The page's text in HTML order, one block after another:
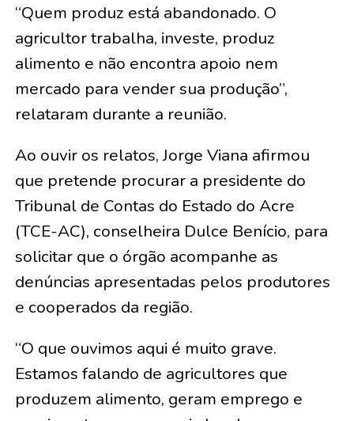
“Quem produz está abandonado. O
agricultor trabalha, investe, produz
alimento e não encontra apoio nem
mercado para vender sua produção”,
relataram durante a reunião.
Ao ouvir os relatos, Jorge Viana afirmou
que pretende procurar a presidente do
Tribunal de Contas do Estado do Acre
(TCE-AC), conselheira Dulce Benício, para
solicitar que o órgão acompanhe as
denúncias apresentadas pelos produtores
e cooperados da região.
“O que ouvimos aqui é muito grave.
Estamos falando de agricultores que
produzem alimento, geram emprego e